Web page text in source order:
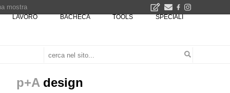
LAVORO BACHECA TOOLS SPECIALI
p+A design
mostra
euro